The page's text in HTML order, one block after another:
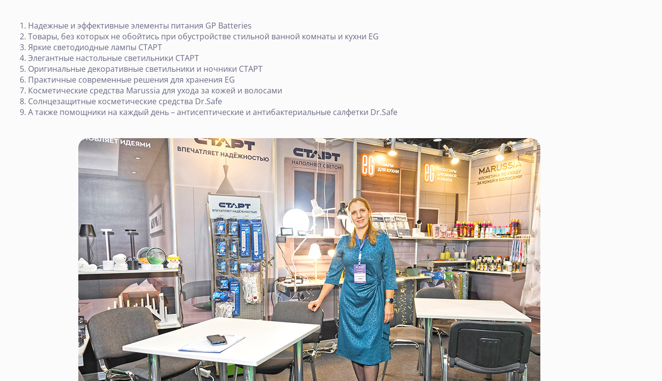
Надежные и эффективные элементы питания GP Batteries
Товары, без которых не обойтись при обустройстве стильной ванной комнаты и кухни EG
Яркие светодиодные лампы СТАРТ
Элегантные настольные светильники СТАРТ
Оригинальные декоративные светильники и ночники СТАРТ
Практичные современные решения для хранения EG
Косметические средства Marussia для ухода за кожей и волосами
Солнцезащитные косметические средства Dr.Safe
А также помощники на каждый день – антисептические и антибактериальные салфетки Dr.Safe